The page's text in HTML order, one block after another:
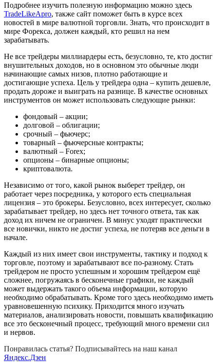
Подробнее изучить полезную информацию можно здесь
TradeLikeApro, также сайт поможет быть в курсе всех
новостей в мире валютной торговли. Знать, что происходит в
мире Форекса, должен каждый, кто решил на нем
зарабатывать.
Не все трейдеры миллиардеры есть, безусловно, те, кто достиг
внушительных доходов, но в основном это обычные люди
начинающие самых низов, плотно работающие и
достигающие успеха. Цель у трейдера одна – купить дешевле,
продать дороже и выиграть на разнице. В качестве основных
инструментов он может использовать следующие рынки:
фондовый – акции;
долговой – облигации;
срочный – фьючерс;
товарный – фьючерсные контракты;
валютный – Forex;
опционы – бинарные опционы;
криптовалюта.
Независимо от того, какой рынок выберет трейдер, он
работает через посредника, у которого есть специальная
лицензия – это брокеры. Безусловно, всех интересует, сколько
зарабатывает трейдер, но здесь нет точного ответа, так как
доход их ничем не ограничен. В минус уходят практически
все новички, никто не достиг успеха, не потеряв все деньги в
начале.
Каждый из них имеет свои инструменты, тактику и подход к
торговле, поэтому и зарабатывают все по-разному. Стать
трейдером не просто успешным и хорошим трейдером ещё
сложнее, погружаясь в бесконечные графики, не каждый
может выдержать такого объема информации, которую
необходимо обрабатывать. Кроме того здесь необходимо иметь
уравновешенную психику. Приходится много изучать
материалов, анализировать новости, повышать квалификацию
все это бесконечный процесс, требующий много времени сил
и нервов.
Понравилась статья? Подписывайтесь на наш канал
Яндекс.Дзен